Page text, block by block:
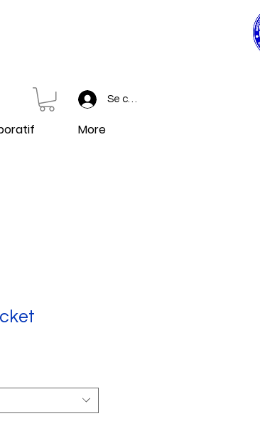
Se connecter
More